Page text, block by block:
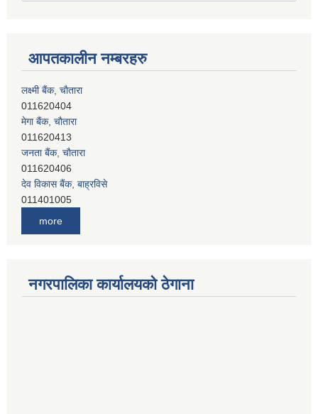
आपतकालीन नम्बरहरु
लक्ष्मी बैंक, चाैतारा
011620404
मेगा बैंक, चाैतारा
011620413
जनता बैंक, चाैतारा
011620406
देव विकास बैंक, बाह्रविसे
011401005
नेपाल क्रेडिट एण्ड कमर्स बैंक, चाैतारा
011620402
more
नगरपालिका कार्यालयको ठेगाना